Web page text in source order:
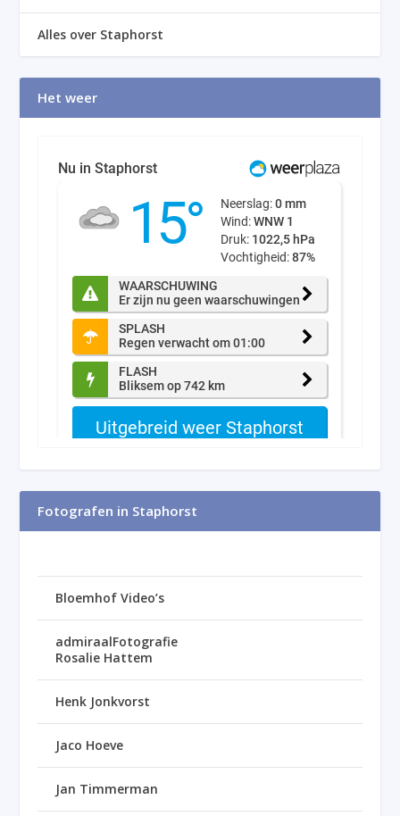
Alles over Staphorst
Het weer
Fotografen in Staphorst
Bloemhof Video’s
admiraalFotografie
Rosalie Hattem
Henk Jonkvorst
Jaco Hoeve
Jan Timmerman